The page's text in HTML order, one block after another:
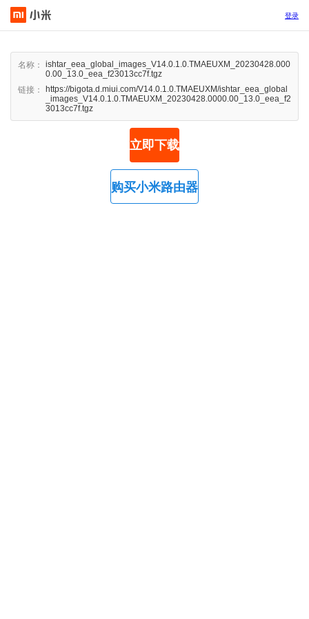
登录
名称：
ishtar_eea_global_images_V14.0.1.0.TMAEUXM_20230428.000
0.00_13.0_eea_f23013cc7f.tgz
链接：
https://bigota.d.miui.com/V14.0.1.0.TMAEUXM/ishtar_eea_global
_images_V14.0.1.0.TMAEUXM_20230428.0000.00_13.0_eea_f2
3013cc7f.tgz
立即下载
购买小米路由器